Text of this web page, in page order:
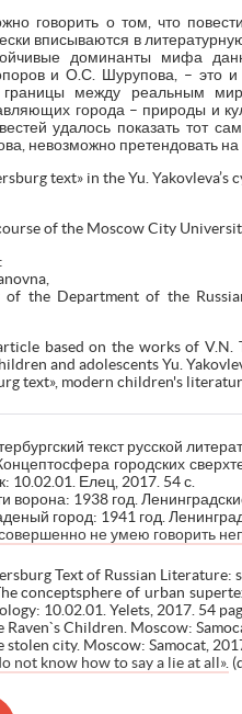
говорить о том, что
вписываются в
доминанты мифа
и О.С. Шурупова, – это
границы между реальным
города – природы и
удалось показать тот
невозможно претендовать на
text» in the Yu. Yakovleva’s
of the Moscow City
of the Department of the
based on the works of V.N.
and adolescents Yu.
text», modern children's
текст русской
городских
10.02.01. Елец, 2017. 54 с.
ворона: 1938 год.
город: 1941 год.
не умею говорить
Text of Russian Literature:
conceptsphere of urban
10.02.01. Yelets, 2017. 54
Raven`s Children. Moscow:
stolen city. Moscow: Samocat,
not know how to say a lie at all».